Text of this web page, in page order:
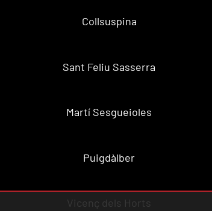
Collsuspina
Sant Feliu Sasserra
Martí Sesgueioles
Puigdàlber
Vicenç dels Horts